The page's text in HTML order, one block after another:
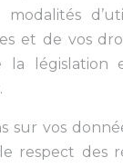
et de vos
la législation
sur vos
respect des